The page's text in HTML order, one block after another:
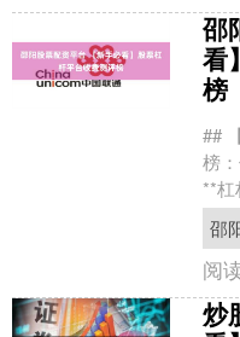
邵
看
榜
##
榜
**杠
资
的
邵
阅
炒